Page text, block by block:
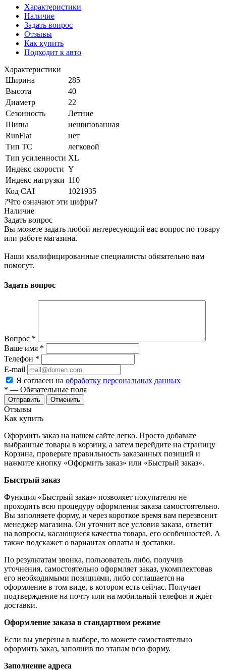
Характеристики
Наличие
Задать вопрос
Отзывы
Как купить
Подходит к авто
Характеристики
Ширина
285
Высота
40
Диаметр
22
Сезонность
Летние
Шипы
нешипованная
RunFlat
нет
Тип ТС
легковой
Тип усиленности XL
Индекс скорости Y
Индекс нагрузки 110
Код CAI
1021935
?Что означают эти цифры?
Наличие
Задать вопрос
Вы можете задать любой интересующий вас вопрос по товару
или работе магазина.
Наши квалифицированные специалисты обязательно вам
помогут.
Задать вопрос
Вопрос *
Ваше имя *
Телефон *
E-mail
Я согласен на обработку персональных данных
* — Обязательные поля
Отменить
Отзывы
Как купить
Оформить заказ на нашем сайте легко. Просто добавьте
выбранные товары в корзину, а затем перейдите на страницу
Корзина, проверьте правильность заказанных позиций и
нажмите кнопку «Оформить заказ» или «Быстрый заказ».
Быстрый заказ
Функция «Быстрый заказ» позволяет покупателю не
проходить всю процедуру оформления заказа самостоятельно.
Вы заполняете форму, и через короткое время вам перезвонит
менеджер магазина. Он уточнит все условия заказа, ответит
на вопросы, касающиеся качества товара, его особенностей. А
также подскажет о вариантах оплаты и доставки.
По результатам звонка, пользователь либо, получив
уточнения, самостоятельно оформляет заказ, укомплектовав
его необходимыми позициями, либо соглашается на
оформление в том виде, в котором есть сейчас. Получает
подтверждение на почту или на мобильный телефон и ждёт
доставки.
Оформление заказа в стандартном режиме
Если вы уверены в выборе, то можете самостоятельно
оформить заказ, заполнив по этапам всю форму.
Заполнение адреса